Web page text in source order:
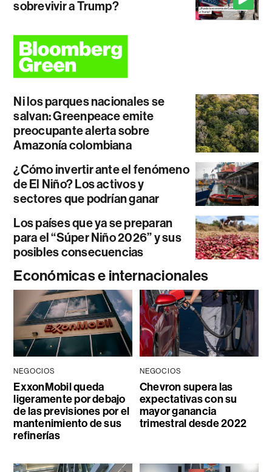
sobrevivir a Trump?
Ni los parques nacionales se
salvan: Greenpeace emite
preocupante alerta sobre
Amazonía colombiana
¿Cómo invertir ante el fenómeno
de El Niño? Los activos y
sectores que podrían ganar
Los países que ya se preparan
para el “Súper Niño 2026” y sus
posibles consecuencias
Económicas e internacionales
NEGOCIOS
ExxonMobil queda
ligeramente por debajo
de las previsiones por el
mantenimiento de sus
refinerías
NEGOCIOS
Chevron supera las
expectativas con su
mayor ganancia
trimestral desde 2022